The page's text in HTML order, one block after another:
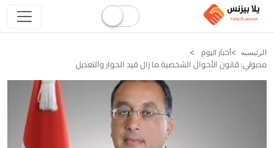
الرئيسيه أخبار اليوم
مدبولي: قانون الأحوال الشخصية ما زال قيد الحوار والتعديل